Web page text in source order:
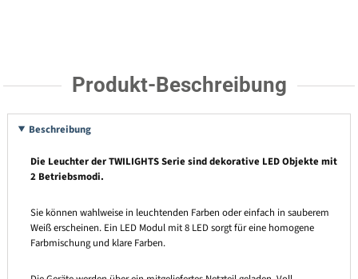
Produkt-Beschreibung
Beschreibung
Die Leuchter der TWILIGHTS Serie sind dekorative LED Objekte mit
2 Betriebsmodi.
Sie können wahlweise in leuchtenden Farben oder einfach in sauberem
Weiß erscheinen. Ein LED Modul mit 8 LED sorgt für eine homogene
Farbmischung und klare Farben.